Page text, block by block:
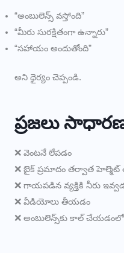
“అంబులెన్స్ వస్తోంది”
“మీరు సురక్షితంగా ఉన్నారు”
“సహాయం అందుతోంది”
అని ధైర్యం చెప్పండి.
ప్రజలు
❌ వెంటనే లేపడం
❌ బైక్ ప్రమాదం తర్వాత హెల్మెట్
❌ గాయపడిన వ్యక్తికి నీరు
❌ వీడియోలు తీయడం
❌ అంబులెన్స్‌కు కాల్